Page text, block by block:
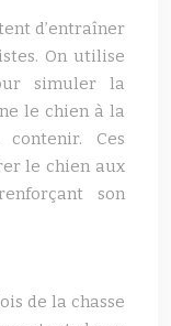
d’entraîner
On utilise
simuler la
le chien à la
Ces
le chien aux
son
de la chasse